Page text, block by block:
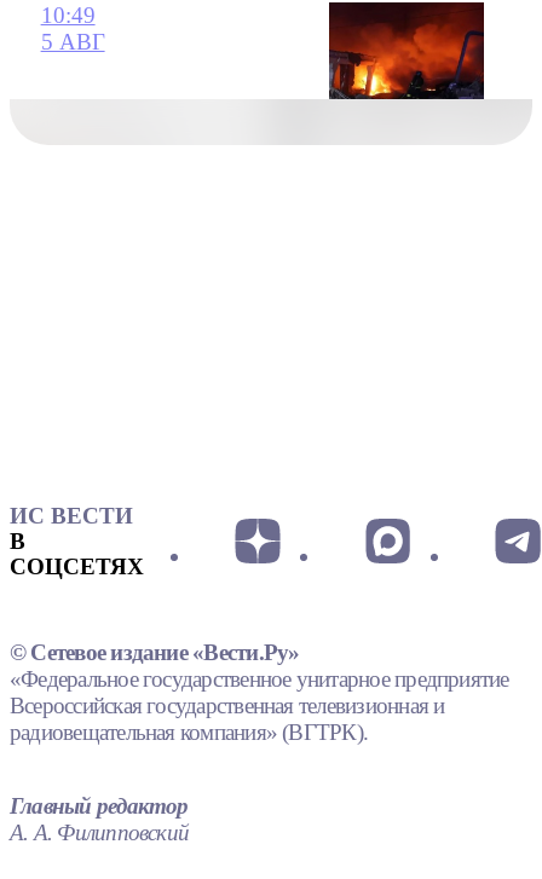
10:49
5 АВГ
ИС ВЕСТИ
В
СОЦСЕТЯХ
© Сетевое издание «Вести.Ру»
«Федеральное государственное унитарное предприятие
Всероссийская государственная телевизионная и
радиовещательная компания» (ВГТРК).
Главный редактор
А. А. Филипповский